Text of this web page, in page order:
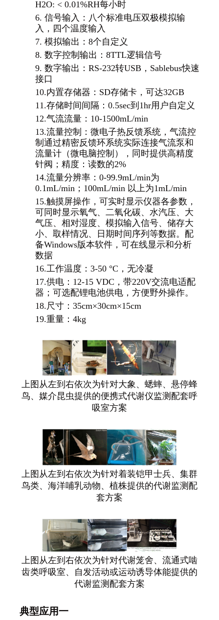
H2O: < 0.01%RH每小时
6. 信号输入：八个标准电压双极模拟输
入，四个温度输入
7. 模拟输出：8个自定义
8. 数字控制输出：8TTL逻辑信号
9. 数字输出：RS-232转USB，Sablebus快速
接口
10.内置存储器：SD存储卡，可达32GB
11.存储时间间隔：0.5sec到1hr用户自定义
12.气流流量：10-1500mL/min
13.流量控制：微电子热反馈系统，气流控
制通过精密反馈环系统实际连接气流泵和
流量计（微电脑控制），同时提供高精度
针阀；精度：读数的2%
14.流量分辨率：0-99.9mL/min为
0.1mL/min；100mL/min 以上为1mL/min
15.触摸屏操作，可实时显示仪器各参数，
可同时显示氧气、二氧化碳、水汽压、大
气压、相对湿度、模拟输入信号、储存大
小、取样情况、日期时间序列等数据。配
备Windows版本软件，可在线显示和分析
数据
16.工作温度：3-50 °C，无冷凝
17.供电：12-15 VDC，带220V交流电适配
器；可选配锂电池供电，方便野外操作。
18.尺寸：35cm×30cm×15cm
19.重量：4kg
上图从左到右依次为针对大象、蟋蟀、悬停蜂
鸟、媒介昆虫提供的便携式代谢仪监测配套呼
吸室方案
上图从左到右依次为针对着装铠甲士兵、集群
鸟类、海洋哺乳动物、植株提供的代谢监测配
套方案
上图从左到右依次为针对代谢笼舍、流通式啮
齿类呼吸室、自发活动或运动诱导体能提供的
代谢监测配套方案
典型应用一